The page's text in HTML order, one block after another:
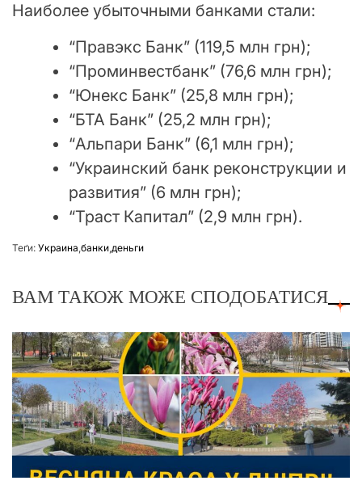
Наиболее убыточными банками стали:
“Правэкс Банк” (119,5 млн грн);
“Проминвестбанк” (76,6 млн грн);
“Юнекс Банк” (25,8 млн грн);
“БТА Банк” (25,2 млн грн);
“Альпари Банк” (6,1 млн грн);
“Украинский банк реконструкции и
развития” (6 млн грн);
“Траст Капитал” (2,9 млн грн).
Теґи: Украина,банки,деньги
ВАМ ТАКОЖ МОЖЕ СПОДОБАТИСЯ